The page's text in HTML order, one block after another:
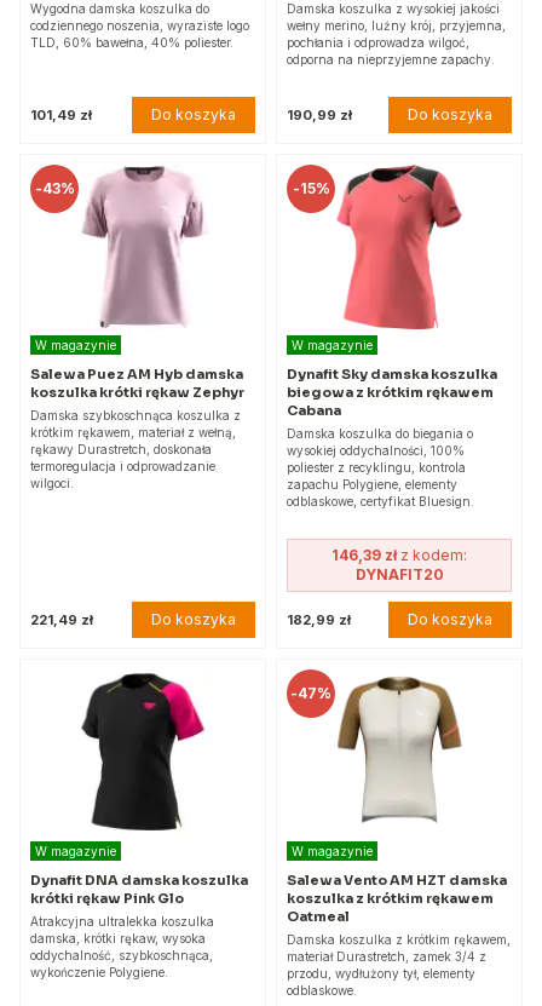
Wygodna damska koszulka do
codziennego noszenia, wyraziste logo
TLD, 60% bawełna, 40% poliester.
101,49 zł Do koszyka
Damska koszulka z wysokiej jakości
wełny merino, luźny krój, przyjemna,
pochłania i odprowadza wilgoć,
odporna na nieprzyjemne zapachy.
190,99 zł Do koszyka
-43%
W magazynie
Salewa Puez AM Hyb damska
koszulka krótki rękaw Zephyr
Damska szybkoschnąca koszulka z
krótkim rękawem, materiał z wełną,
rękawy Durastretch, doskonała
termoregulacja i odprowadzanie
wilgoci.
221,49 zł Do koszyka
-15%
W magazynie
Dynafit Sky damska koszulka
biegowa z krótkim rękawem
Cabana
Damska koszulka do biegania o
wysokiej oddychalności, 100%
poliester z recyklingu, kontrola
zapachu Polygiene, elementy
odblaskowe, certyfikat Bluesign.
146,39 złz kodem:
DYNAFIT20
182,99 zł Do koszyka
W magazynie
Dynafit DNA damska koszulka
krótki rękaw Pink Glo
Atrakcyjna ultralekka koszulka
damska, krótki rękaw, wysoka
oddychalność, szybkoschnąca,
wykończenie Polygiene.
-47%
W magazynie
Salewa Vento AM HZT damska
koszulka z krótkim rękawem
Oatmeal
Damska koszulka z krótkim rękawem,
materiał Durastretch, zamek 3/4 z
przodu, wydłużony tył, elementy
odblaskowe.